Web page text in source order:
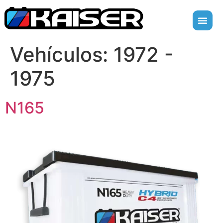
Vehículos: 1972 -
1975
N165